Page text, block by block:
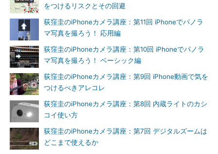
をつけるリスクとその回避
荻窪圭のiPhoneカメラ講座：第11回 iPhoneでパノラ
マ写真を撮ろう！ 応用編
荻窪圭のiPhoneカメラ講座：第10回 iPhoneでパノラ
マ写真を撮ろう！ ベーシック編
荻窪圭のiPhoneカメラ講座：第9回 iPhone動画で気を
つけるべきアレコレ
荻窪圭のiPhoneカメラ講座：第8回 内蔵ライトのカシ
コイ使い方
荻窪圭のiPhoneカメラ講座：第7回 デジタルズームは
どこまで使えるか